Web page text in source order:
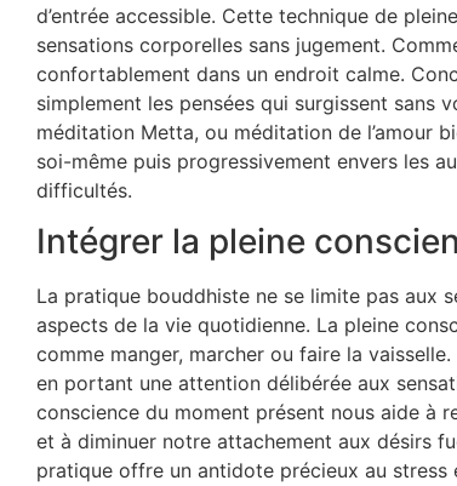
d’entrée accessible. Cette technique de
sensations corporelles sans jugement.
confortablement dans un endroit calme.
simplement les pensées qui surgissent sans
méditation Metta, ou méditation de l’amour
soi-même puis progressivement envers les
difficultés.
Intégrer la pleine
La pratique bouddhiste ne se limite pas aux
aspects de la vie quotidienne. La pleine
comme manger, marcher ou faire la
en portant une attention délibérée aux
conscience du moment présent nous aide à
et à diminuer notre attachement aux désirs
pratique offre un antidote précieux au stress